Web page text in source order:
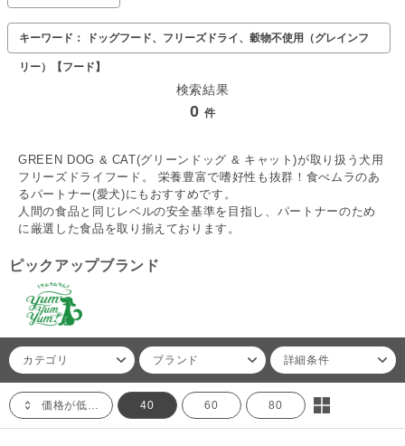
キーワード： ドッグフード、フリーズドライ、穀物不使用（グレインフ
リー）【フード】
検索結果
0 件
GREEN DOG & CAT(グリーンドッグ & キャット)が取り扱う犬用
フリーズドライフード。 栄養豊富で嗜好性も抜群！食べムラのあ
るパートナー(愛犬)にもおすすめです。
人間の食品と同じレベルの安全基準を目指し、パートナーのため
に厳選した食品を取り揃えております。
ピックアップブランド
カテゴリ ブランド 詳細条件
価格が低い順 40 60 80